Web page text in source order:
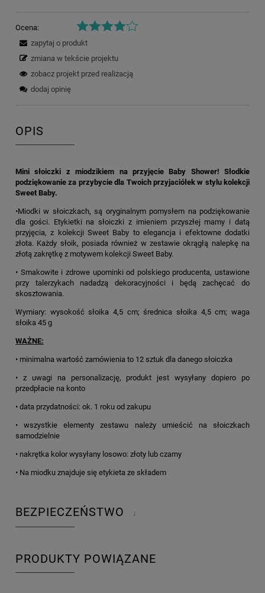
Ocena:
zapytaj o produkt
zmiana w tekście projektu
zobacz projekt przed realizacją
dodaj opinię
OPIS
Mini słoiczki z miodzikiem na przyjęcie Baby Shower! Słodkie
podziękowanie za przybycie dla Twoich przyjaciółek w stylu kolekcji
Sweet Baby.
•Miodki w słoiczkach, są oryginalnym pomysłem na podziękowanie
dla gości. Etykietki na słoiczki z imieniem przyszłej mamy i datą
przyjęcia, z kolekcji Sweet Baby to elegancja i efektowne dodatki
złota. Każdy słoik, posiada również w zestawie okrągłą nalepkę na
złotą zakrętkę z motywem kolekcji Sweet Baby.
• Smakowite i zdrowe upominki od polskiego producenta, ustawione
przy talerzykach nadadzą dekoracyjności i będą zachęcać do
skosztowania.
Wymiary: wysokość słoika 4,5 cm; średnica słoika 4,5 cm; waga
słoika 45 g
WAŻNE:
• minimalna wartość zamówienia to 12 sztuk dla danego słoiczka
• z uwagi na personalizację, produkt jest wysyłany dopiero po
przedpłacie na konto
• data przydatności: ok. 1 roku od zakupu
• wszystkie elementy zestawu należy umieścić na słoiczkach
samodzielnie
• nakrętka kolor wysyłany losowo: złoty lub czarny
• Na miodku znajduje się etykieta ze składem
BEZPIECZEŃSTWO ↓
PRODUKTY POWIĄZANE